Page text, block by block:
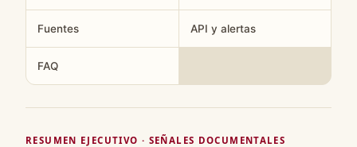
Fuentes API y alertas
FAQ
RESUMEN EJECUTIVO · SEÑALES DOCUMENTALES